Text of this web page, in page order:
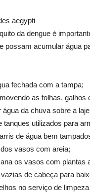
aegypti
da dengue é
possam acumular água
fechada com a tampa;
as folhas,
da chuva sobre a
tanques utilizados para
de água bem
vasos com areia;
os vasos com plantas
de cabeça para
no serviço de